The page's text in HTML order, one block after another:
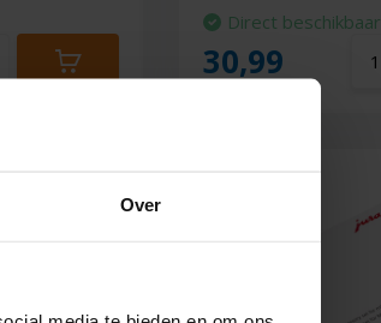
Over
Direct beschikbaar
30,99